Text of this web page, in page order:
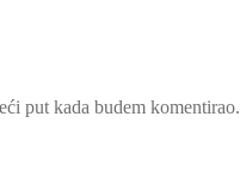
put kada budem komentirao.